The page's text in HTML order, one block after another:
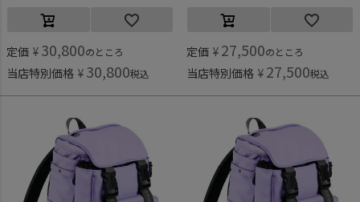
定価 ¥ 30,800のところ
当店特別価格 ¥ 30,800税込
定価 ¥ 27,500のところ
当店特別価格 ¥ 27,500税込